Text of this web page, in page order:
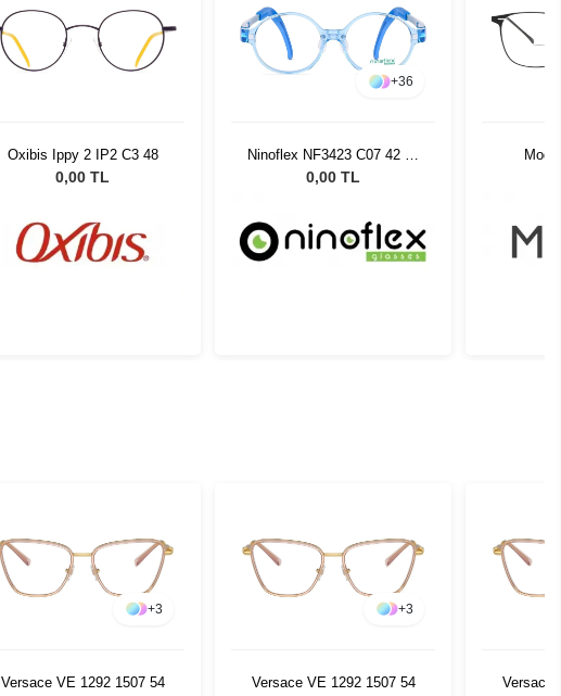
Oxibis Ippy 2 IP2 C3 48
0,00 TL
+36
Ninoflex NF3423 C07 42 15
128
0,00 TL
+3
Versace VE 1292 1507 54
+3
Versace VE 1292 1507 54 Versace